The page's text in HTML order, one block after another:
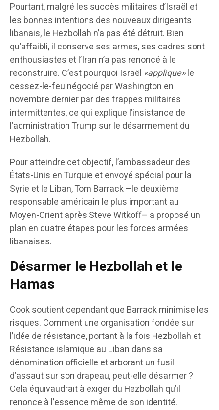
Pourtant, malgré les succès militaires d’Israël et
les bonnes intentions des nouveaux dirigeants
libanais, le Hezbollah n’a pas été détruit. Bien
qu’affaibli, il conserve ses armes, ses cadres sont
enthousiastes et l’Iran n’a pas renoncé à le
reconstruire. C’est pourquoi Israël «applique»le
cessez-le-feu négocié par Washington en
novembre dernier par des frappes militaires
intermittentes, ce qui explique l’insistance de
l’administration Trump sur le désarmement du
Hezbollah.
Pour atteindre cet objectif, l’ambassadeur des
États-Unis en Turquie et envoyé spécial pour la
Syrie et le Liban, Tom Barrack –le deuxième
responsable américain le plus important au
Moyen-Orient après Steve Witkoff– a proposé un
plan en quatre étapes pour les forces armées
libanaises.
Désarmer le Hezbollah et le
Hamas
Cook soutient cependant que Barrack minimise les
risques. Comment une organisation fondée sur
l’idée de résistance, portant à la fois Hezbollah et
Résistance islamique au Liban dans sa
dénomination officielle et arborant un fusil
d’assaut sur son drapeau, peut-elle désarmer ?
Cela équivaudrait à exiger du Hezbollah qu’il
renonce à l’essence même de son identité.